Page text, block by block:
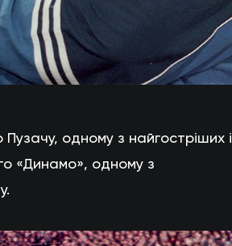
одному з найгостріших і
«Динамо», одному з